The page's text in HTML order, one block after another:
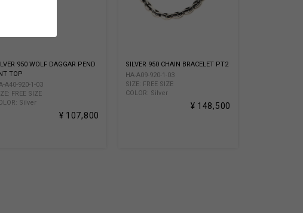
950 WOLF DAGGAR PEND
TOP
A40-920-1-03
FREE SIZE
Silver
¥ 107,800
SILVER 950 CHAIN BRACELET PT2
HA-A09-920-1-03
SIZE: FREE SIZE
COLOR: Silver
¥ 148,500